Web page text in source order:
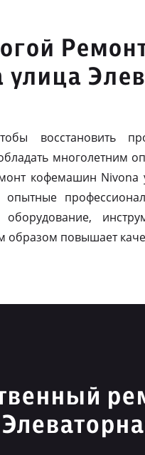
улица
восстановить
многолетним
кофемашин Nivona
опытные
оборудование,
образом повышает